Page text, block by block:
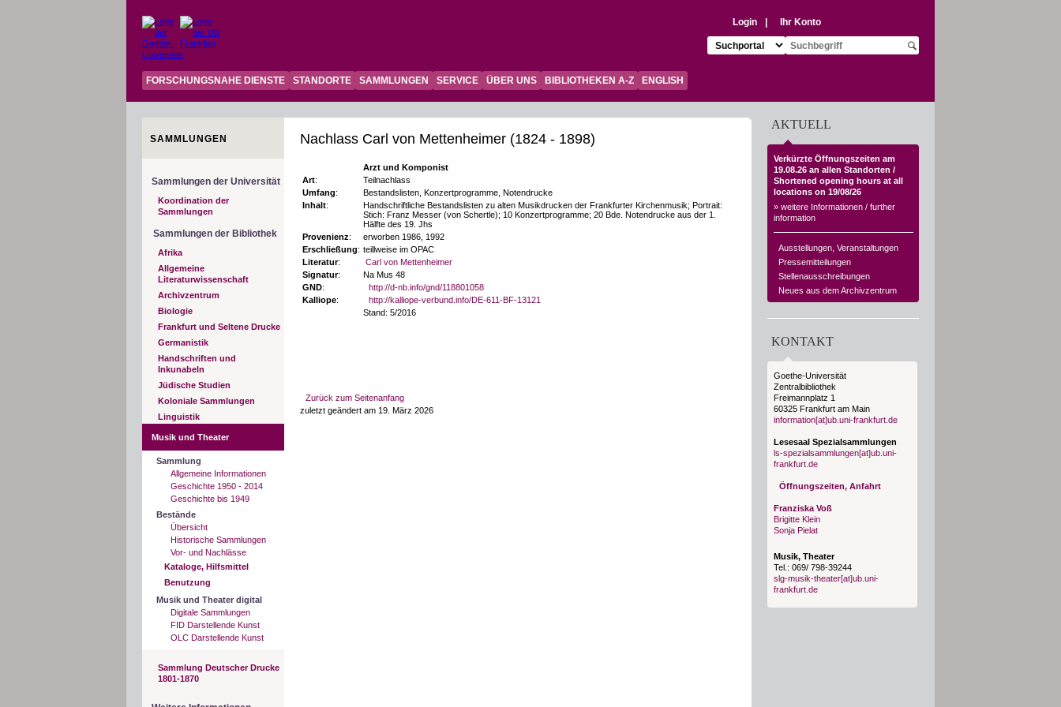
Login
Ihr Konto
Suchziel auswählen:Suchbegriff eingeben:
Suche starten
FORSCHUNGSNAHE DIENSTE STANDORTE SAMMLUNGEN SERVICE ÜBER UNS BIBLIOTHEKEN A-Z ENGLISH
SAMMLUNGEN
Sammlungen der Universität
Koordination der
Sammlungen
Sammlungen der Bibliothek
Afrika
Allgemeine
Literaturwissenschaft
Archivzentrum
Biologie
Frankfurt und Seltene Drucke
Germanistik
Handschriften und
Inkunabeln
Jüdische Studien
Koloniale Sammlungen
Linguistik
Musik und Theater
Sammlung
Allgemeine Informationen
Geschichte 1950 - 2014
Geschichte bis 1949
Bestände
Übersicht
Historische Sammlungen
Vor- und Nachlässe
Kataloge, Hilfsmittel
Benutzung
Musik und Theater digital
Digitale Sammlungen
FID Darstellende Kunst
OLC Darstellende Kunst
Sammlung Deutscher Drucke
1801-1870
Nachlass Carl von Mettenheimer (1824 - 1898)
Arzt und Komponist
Art:
Teilnachlass
Umfang:
Bestandslisten, Konzertprogramme, Notendrucke
Inhalt:
Handschriftliche Bestandslisten zu alten Musikdrucken der Frankfurter Kirchenmusik; Portrait:
Stich: Franz Messer (von Schertle); 10 Konzertprogramme; 20 Bde. Notendrucke aus der 1.
Hälfte des 19. Jhs
Provenienz:
erworben 1986, 1992
Erschließung: teillweise im OPAC
Literatur:
Carl von Mettenheimer
Signatur:
Na Mus 48
GND:
http://d-nb.info/gnd/118801058
Kalliope:
http://kalliope-verbund.info/DE-611-BF-13121
Stand: 5/2016
Zurück zum Seitenanfang
zuletzt geändert am 19. März 2026
AKTUELL
Verkürzte Öffnungszeiten am
19.08.26 an allen Standorten /
Shortened opening hours at all
locations on 19/08/26
» weitere Informationen / further
information
Ausstellungen, Veranstaltungen
Pressemitteilungen
Stellenausschreibungen
Neues aus dem Archivzentrum
KONTAKT
Goethe-Universität
Zentralbibliothek
Freimannplatz 1
60325 Frankfurt am Main
information[at]ub.uni-frankfurt.de
Lesesaal Spezialsammlungen
ls-spezialsammlungen[at]ub.uni-
frankfurt.de
Öffnungszeiten, Anfahrt
Franziska Voß
Brigitte Klein
Sonja Pielat
Musik, Theater
Tel.: 069/ 798-39244
slg-musik-theater[at]ub.uni-
frankfurt.de